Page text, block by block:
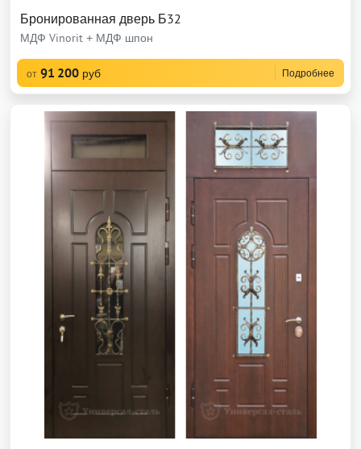
Бронированная дверь Б32
МДФ Vinorit + МДФ шпон
от 91 200 руб Подробнее